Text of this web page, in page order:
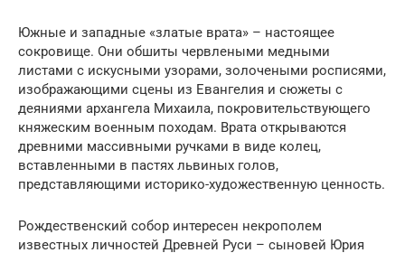
Южные и западные «златые врата» – настоящее
сокровище. Они обшиты червлеными медными
листами с искусными узорами, золочеными росписями,
изображающими сцены из Евангелия и сюжеты с
деяниями архангела Михаила, покровительствующего
княжеским военным походам. Врата открываются
древними массивными ручками в виде колец,
вставленными в пастях львиных голов,
представляющими историко-художественную ценность.
Рождественский собор интересен некрополем
известных личностей Древней Руси – сыновей Юрия